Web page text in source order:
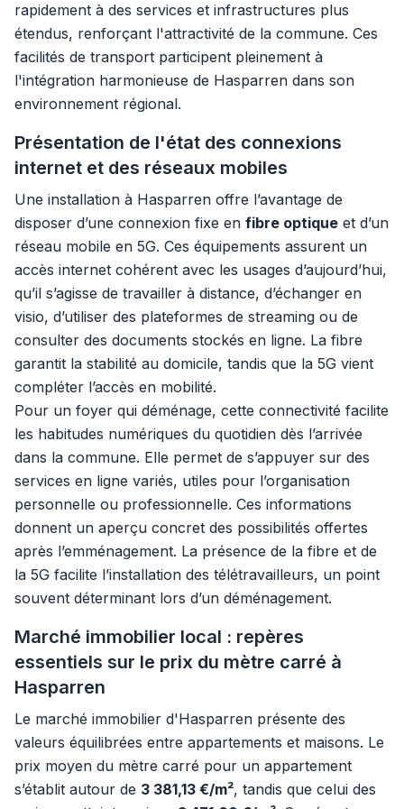
rapidement à des services et infrastructures plus
étendus, renforçant l'attractivité de la commune. Ces
facilités de transport participent pleinement à
l'intégration harmonieuse de Hasparren dans son
environnement régional.
Présentation de l'état des connexions
internet et des réseaux mobiles
Une installation à Hasparren offre l’avantage de
disposer d’une connexion fixe en fibre optique et d’un
réseau mobile en 5G. Ces équipements assurent un
accès internet cohérent avec les usages d’aujourd’hui,
qu’il s’agisse de travailler à distance, d’échanger en
visio, d’utiliser des plateformes de streaming ou de
consulter des documents stockés en ligne. La fibre
garantit la stabilité au domicile, tandis que la 5G vient
compléter l’accès en mobilité.
Pour un foyer qui déménage, cette connectivité facilite
les habitudes numériques du quotidien dès l’arrivée
dans la commune. Elle permet de s’appuyer sur des
services en ligne variés, utiles pour l’organisation
personnelle ou professionnelle. Ces informations
donnent un aperçu concret des possibilités offertes
après l’emménagement. La présence de la fibre et de
la 5G facilite l’installation des télétravailleurs, un point
souvent déterminant lors d’un déménagement.
Marché immobilier local : repères
essentiels sur le prix du mètre carré à
Hasparren
Le marché immobilier d'Hasparren présente des
valeurs équilibrées entre appartements et maisons. Le
prix moyen du mètre carré pour un appartement
s’établit autour de 3 381,13 €/m², tandis que celui des